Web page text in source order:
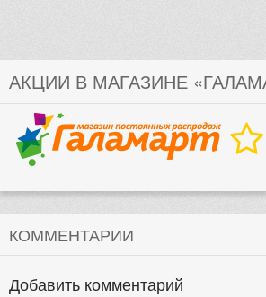
АКЦИИ В МАГАЗИНЕ
КОММЕНТАРИИ
Добавить комментарий